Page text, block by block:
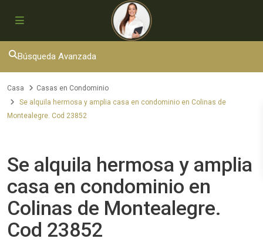
Búsqueda Avanzada
Casa
Casas en Condominio
Se alquila hermosa y amplia casa en condominio en Colinas de
Montealegre. Cod 23852
Se alquila hermosa y amplia
casa en condominio en
Colinas de Montealegre.
Cod 23852